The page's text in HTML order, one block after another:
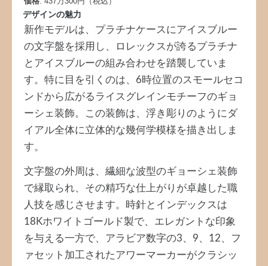
デザインの魅力
新作モデルは、プラチナケースにアイスブルー
の文字盤を採用し、ロレックスが誇るプラチナ
とアイスブルーの組み合わせを踏襲していま
す。特に目を引くのは、6時位置のスモールセコ
ンドから広がるライスグレインモチーフのギョ
ーシェ装飾。この装飾は、浮き彫りのようにダ
イアル全体に立体的な幾何学模様を描き出しま
す。
文字盤の外周は、繊細な波型のギョーシェ装飾
で縁取られ、その精巧な仕上がりが卓越した職
人技を感じさせます。時針とインデックスは
18Kホワイトゴールド製で、エレガントな印象
を与える一方で、アラビア数字の3、9、12、フ
ァセット加工されたアワーマーカーがクラシッ